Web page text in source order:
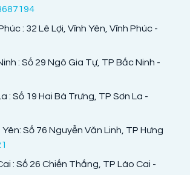
: 32 Lê Lợi, Vĩnh Yên, Vĩnh Phúc -
: Số 29 Ngô Gia Tự, TP Bắc Ninh -
: Số 19 Hai Bà Trưng, TP Sơn La -
Số 76 Nguyễn Văn Linh, TP Hưng
: Số 26 Chiến Thắng, TP Lào Cai -